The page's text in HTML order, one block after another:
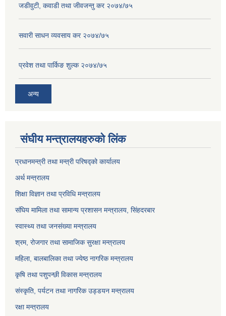
जडीवुटी, कवाडी तथा जीवजन्तु कर २०७४/७५
सवारी साधन व्यवसाय कर २०७४/७५
प्रवेश तथा पार्किङ शुल्क २०७४/७५
अन्य
संघीय मन्त्रालयहरुको लिंक
प्रधानमन्त्री तथा मन्त्री परिषद्को कार्यालय
अर्थ मन्त्रालय
शिक्षा विज्ञान तथा प्रविधि मन्त्रालय
संघिय मामिला तथा सामान्य प्रशासन मन्त्रालय, सिंहदरबार
स्वास्थ्य तथा जनसंख्या मन्त्रालय
श्रम, रोजगार तथा सामाजिक सुरक्षा मन्त्रालय
महिला, बालबालिका तथा ज्येष्ठ नागरिक मन्त्रालय
कृषि तथा पशुपन्छी विकास मन्त्रालय
संस्कृति, पर्यटन तथा नागरिक उड्डयन मन्त्रालय
रक्षा मन्त्रालय